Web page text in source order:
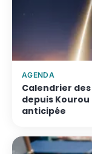
AGENDA
Calendrier
depuis
anticipée